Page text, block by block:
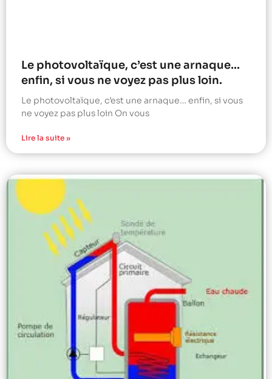
Le photovoltaïque, c’est une arnaque…
enfin, si vous ne voyez pas plus loin.
Le photovoltaïque, c’est une arnaque… enfin, si vous
ne voyez pas plus loin On vous
Lire la suite »